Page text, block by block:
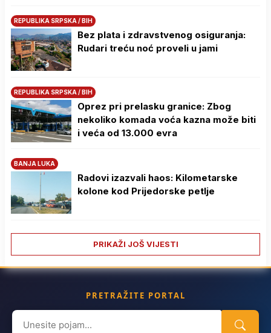
REPUBLIKA SRPSKA / BIH
Bez plata i zdravstvenog osiguranja:
Rudari treću noć proveli u jami
REPUBLIKA SRPSKA / BIH
Oprez pri prelasku granice: Zbog
nekoliko komada voća kazna može biti
i veća od 13.000 evra
BANJA LUKA
Radovi izazvali haos: Kilometarske
kolone kod Prijedorske petlje
PRIKAŽI JOŠ VIJESTI
PRETRAŽITE PORTAL
Search